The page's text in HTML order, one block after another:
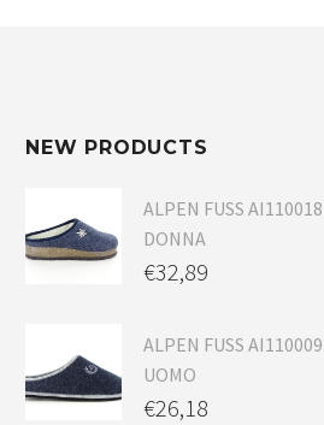
NEW PRODUCTS
ALPEN FUSS
DONNA
€32,89
ALPEN FUSS
UOMO
€26,18